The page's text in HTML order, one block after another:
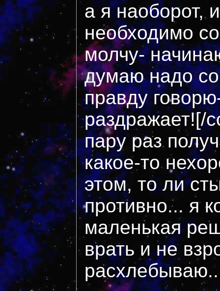
а я наоборот,
необходимо
молчу-
думаю надо
правду
раздражает![/
пару раз
какое-то
этом, то ли
противно... я
маленькая
врать и не